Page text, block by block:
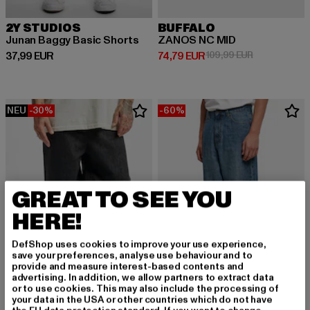
2Y STUDIOS
Junan Baggy Basic Shorts
37,99 EUR
Derzeitiger Preis: 37,99 EUR
BUFFALO
ZANOS NC MID
74,79 EUR
Derzeitiger Preis: 74,79 EUR
109,99 EURAktionspreis:
NEU -30%
URBAN CLASSICS
-60%
URBAN CLASSICS
GREAT TO SEE YOU
HERE!
DefShop uses cookies to improve your use experience,
save your preferences, analyse use behaviour and to
provide and measure interest-based contents and
advertising. In addition, we allow partners to extract data
or to use cookies. This may also include the processing of
your data in the USA or other countries which do not have